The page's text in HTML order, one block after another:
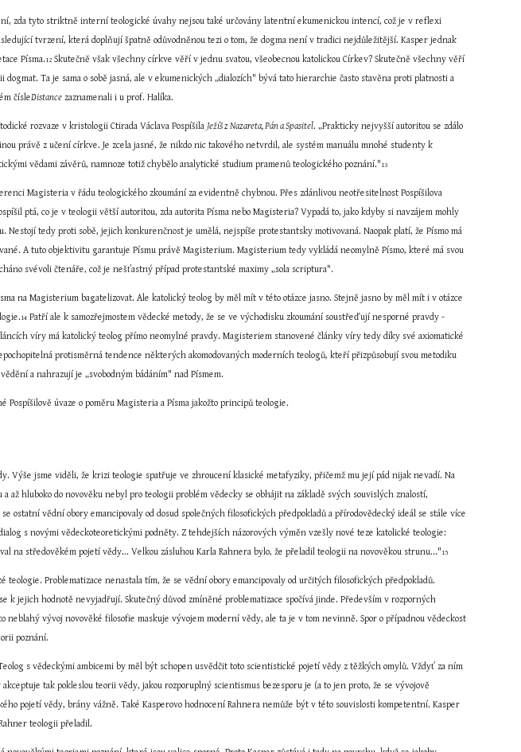
zda tyto striktně interní teologické úvahy nejsou také určovány latentní ekumenickou intencí, což je v reflexi
tvrzení, která doplňují špatně odůvodněnou tezi o tom, že dogma není v tradici nejdůležitější. Kasper jednak
Písma.12 Skutečně však všechny církve věří v jednu svatou, všeobecnou katolickou Církev? Skutečně všechny věří
Ta je sama o sobě jasná, ale v ekumenických „dialozích" bývá tato hierarchie často stavěna proti platnosti a
čísleDistance zaznamenali i u prof. Halíka.
rozvaze v kristologii Ctirada Václava Pospíšila Ježíš z Nazareta, Pán a Spasitel. „Prakticky nejvyšší autoritou se zdálo
právě z učení církve. Je zcela jasné, že nikdo nic takového netvrdil, ale systém manuálu mnohé studenty k
vědami závěrů, namnoze totiž chybělo analytické studium pramenů teologického poznání."13
Magisteria v řádu teologického zkoumání za evidentně chybnou. Přes zdánlivou neotřesitelnost Pospíšilova
ptá, co je v teologii větší autoritou, zda autorita Písma nebo Magisteria? Vypadá to, jako kdyby si navzájem mohly
tedy proti sobě, jejich konkurenčnost je umělá, nejspíše protestantsky motivovaná. Naopak platí, že Písmo má
A tuto objektivitu garantuje Písmu právě Magisterium. Magisterium tedy vykládá neomylně Písmo, které má svou
svévoli čtenáře, což je nešťastný případ protestantské maximy „sola scriptura".
na Magisterium bagatelizovat. Ale katolický teolog by měl mít v této otázce jasno. Stejně jasno by měl mít i v otázce
14 Patří ale k samozřejmostem vědecké metody, že se ve východisku zkoumání soustřeďují nesporné pravdy -
víry má katolický teolog přímo neomylné pravdy. Magisteriem stanovené články víry tedy díky své axiomatické
protisměrná tendence některých akomodovaných moderních teologů, kteří přizpůsobují svou metodiku
a nahrazují je „svobodným bádáním" nad Písmem.
Pospíšilově úvaze o poměru Magisteria a Písma jakožto principů teologie.
Výše jsme viděli, že krizi teologie spatřuje ve zhroucení klasické metafyziky, přičemž mu její pád nijak nevadí. Na
až hluboko do novověku nebyl pro teologii problém vědecky se obhájit na základě svých souvislých znalostí,
ostatní vědní obory emancipovaly od dosud společných filosofických předpokladů a přírodovědecký ideál se stále více
s novými vědeckoteoretickými podněty. Z tehdejších názorových výměn vzešly nové teze katolické teologie:
na středověkém pojetí vědy... Velkou zásluhou Karla Rahnera bylo, že přeladil teologii na novověkou strunu..."15
Problematizace nenastala tím, že se vědní obory emancipovaly od určitých filosofických předpokladů.
k jejich hodnotě nevyjadřují. Skutečný důvod zmíněné problematizace spočívá jinde. Především v rozporných
vývoj novověké filosofie maskuje vývojem moderní vědy, ale ta je v tom nevinně. Spor o případnou vědeckost
poznání.
s vědeckými ambicemi by měl být schopen usvědčit toto scientistické pojetí vědy z těžkých omylů. Vždyť za ním
tak pokleslou teorii vědy, jakou rozporuplný scientismus bezesporu je (a to jen proto, že se vývojově
pojetí vědy, brány vážně. Také Kasperovo hodnocení Rahnera nemůže být v této souvislosti kompetentní. Kasper
teologii přeladil.